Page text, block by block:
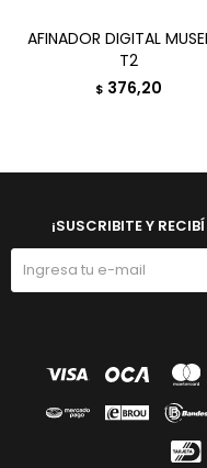
AFINADOR DIGITAL
T2
$ 376,20
¡SUSCRIBITE Y